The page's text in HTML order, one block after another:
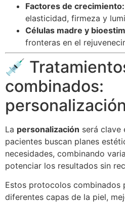
Factores de crecimiento:
elasticidad, firmeza y
Células madre y
fronteras en el
💉
combinados:
La personalización será clave
pacientes buscan planes
necesidades, combinando
potenciar los resultados sin
Estos protocolos combinados
diferentes capas de la piel,